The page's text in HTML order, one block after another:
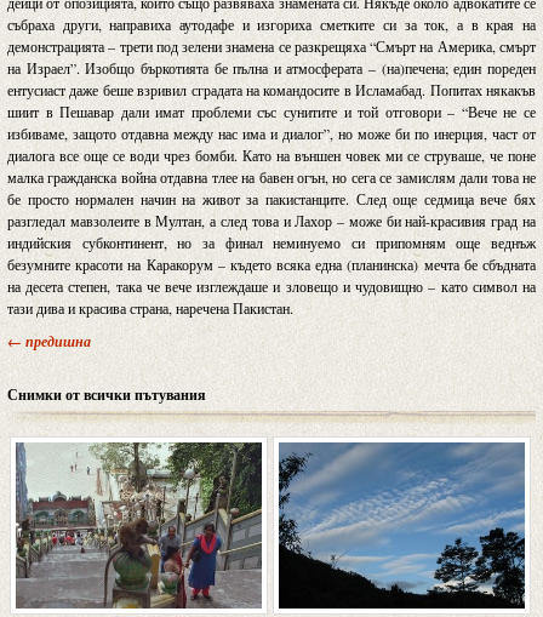
събраха други, направиха аутодафе и изгориха сметките си за ток, а в края на
демонстрацията – трети под зелени знамена се разкрещяха “Смърт на Америка, смърт
на Израел”. Изобщо бъркотията бе пълна и атмосферата – (на)печена; един пореден
ентусиаст даже беше взривил сградата на командосите в Исламабад. Попитах някакъв
шиит в Пешавар дали имат проблеми със сунитите и той отговори – “Вече не се
избиваме, защото отдавна между нас има и диалог”, но може би по инерция, част от
диалога все още се води чрез бомби. Като на външен човек ми се струваше, че поне
малка гражданска война отдавна тлее на бавен огън, но сега се замислям дали това не
бе просто нормален начин на живот за пакистанците. След още седмица вече бях
разгледал мавзолеите в Мултан, а след това и Лахор – може би най-красивия град на
индийския субконтинент, но за финал неминуемо си припомням още веднъж
безумните красоти на Каракорум – където всяка една (планинска) мечта бе сбъдната
на десета степен, така че вече изглеждаше и зловещо и чудовищно – като символ на
тази дива и красива страна, наречена Пакистан.
← предишна
Снимки от всички пътувания